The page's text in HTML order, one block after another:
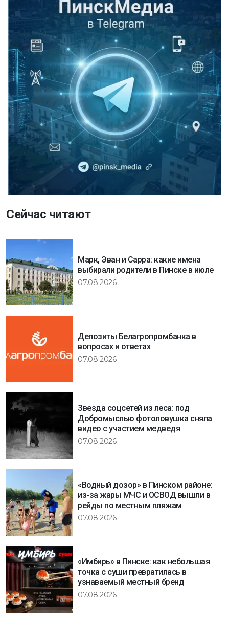
Сейчас читают
Марк, Эван и Сарра: какие имена
выбирали родители в Пинске в июле
07.08.2026
Депозиты Белагропромбанка в
вопросах и ответах
07.08.2026
Звезда соцсетей из леса: под
Добромыслью фотоловушка сняла
видео с участием медведя
07.08.2026
«Водный дозор» в Пинском районе:
из-за жары МЧС и ОСВОД вышли в
рейды по местным пляжам
07.08.2026
«Имбирь» в Пинске: как небольшая
точка с суши превратилась в
узнаваемый местный бренд
07.08.2026